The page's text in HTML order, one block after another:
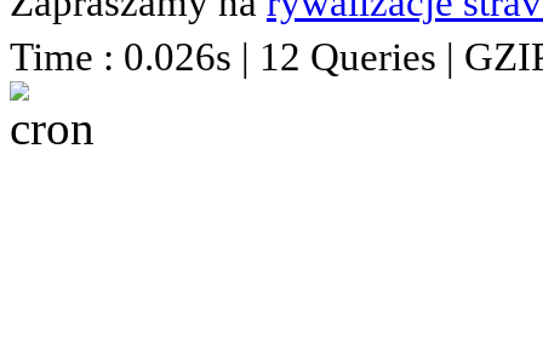
Time : 0.026s | 12 Queries |